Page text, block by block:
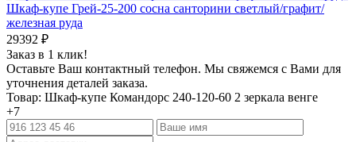
Шкаф-купе Грей-25-200 сосна санторини светлый/графит/
железная руда
29392 ₽
Заказ в 1 клик!
Оставьте Ваш контактный телефон. Мы свяжемся с Вами для
уточнения деталей заказа.
Товар: Шкаф-купе Командорс 240-120-60 2 зеркала венге
+7